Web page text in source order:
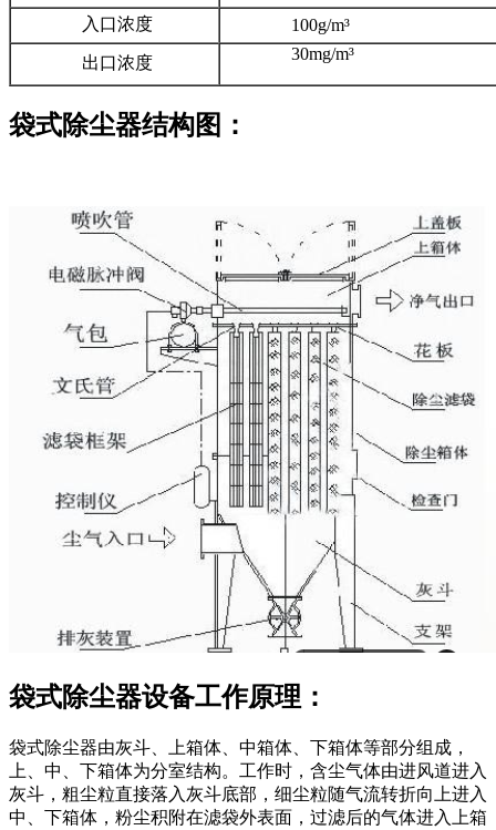
入口浓度
100g/m³
出口浓度
30mg/m³
袋式除尘器结构图：
袋式除尘器设备工作原理：
袋式除尘器由灰斗、上箱体、中箱体、下箱体等部分组成，
上、中、下箱体为分室结构。工作时，含尘气体由进风道进入
灰斗，粗尘粒直接落入灰斗底部，细尘粒随气流转折向上进入
中、下箱体，粉尘积附在滤袋外表面，过滤后的气体进入上箱